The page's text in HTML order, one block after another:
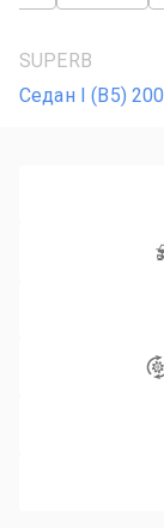
SUPERB
Седан I (B5)